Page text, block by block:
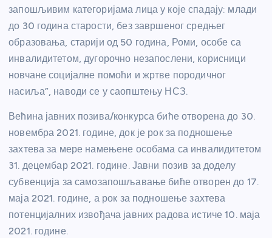
запошљивим категоријама лица у које спадају: млади
до 30 година старости, без завршеног средњег
образовања, старији од 50 година, Роми, особе са
инвалидитетом, дугорочно незапослени, корисници
новчане социјалне помоћи и жртве породичног
насиља”, наводи се у саопштењу НСЗ.
Већина јавних позива/конкурса биће отворена до 30.
новембра 2021. године, док је рок за подношење
захтева за мере намењене особама са инвалидитетом
31. децембар 2021. године. Јавни позив за доделу
субвенција за самозапошљавање биће отворен до 17.
маја 2021. године, а рок за подношење захтева
потенцијалних извођача јавних радова истиче 10. маја
2021. године.